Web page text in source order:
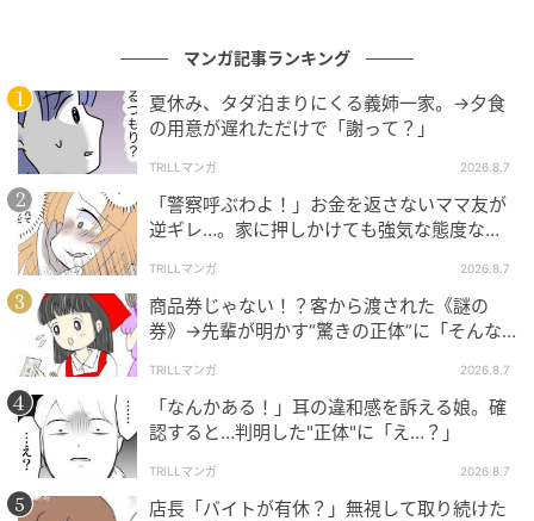
マンガ記事ランキング
夏休み、タダ泊まりにくる義姉一家。→夕食
の用意が遅れただけで「謝って？」
TRILLマンガ 2026.8.7
「警察呼ぶわよ！」お金を返さないママ友が
逆ギレ…。家に押しかけても強気な態度なワ
TRILLマンガ 2026.8.7
商品券じゃない！？客から渡された《謎の
券》→先輩が明かす“驚きの正体”に「そんな
TRILLマンガ 2026.8.7
「なんかある！」耳の違和感を訴える娘。確
認すると…判明した"正体"に「え…？」
TRILLマンガ 2026.8.7
店長「バイトが有休？」無視して取り続けた